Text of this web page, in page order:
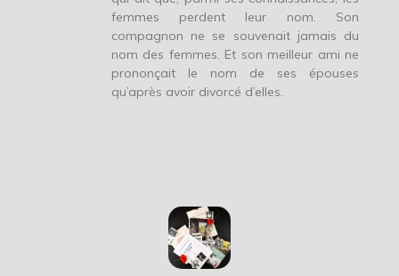
femmes perdent leur nom. Son
compagnon ne se souvenait jamais du
nom des femmes. Et son meilleur ami ne
prononçait le nom de ses épouses
qu’après avoir divorcé d’elles.